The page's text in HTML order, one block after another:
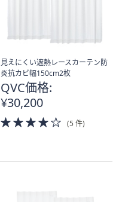
見えにくい遮熱レースカーテン防
炎抗カビ幅150cm2枚
QVC価格:
¥30,200
4.0
of
(5 件)